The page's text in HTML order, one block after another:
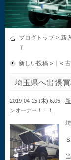
ブログトップ> 新
Ｔ
新しい投稿 » «
埼玉県へ出張
2019-04-25 (木) 6:05
ンオーナー！！！